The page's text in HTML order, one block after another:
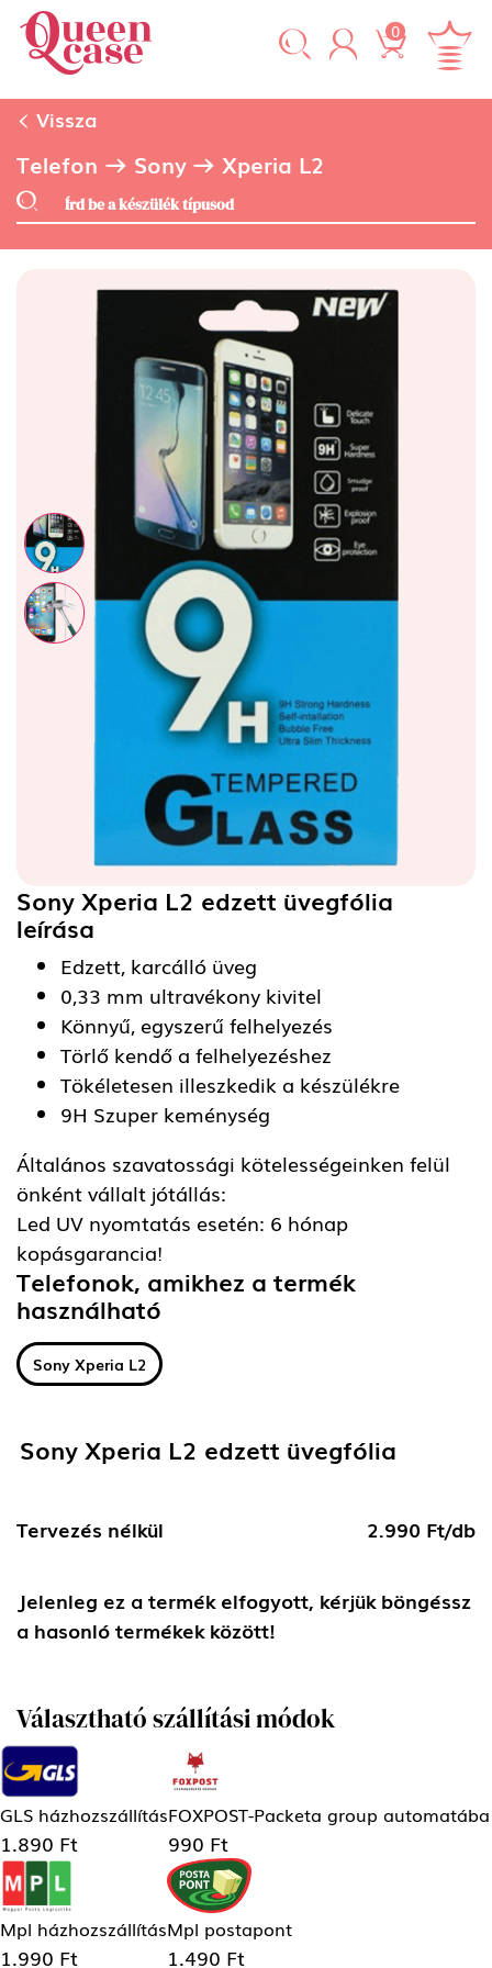
0
Vissza
Telefon Sony Xperia L2
Sony Xperia L2 edzett üvegfólia
leírása
Edzett, karcálló üveg
0,33 mm ultravékony kivitel
Könnyű, egyszerű felhelyezés
Törlő kendő a felhelyezéshez
Tökéletesen illeszkedik a készülékre
9H Szuper keménység
Általános szavatossági kötelességeinken felül
önként vállalt jótállás:
Led UV nyomtatás esetén: 6 hónap
kopásgarancia!
Telefonok, amikhez a termék
használható
Sony Xperia L2
Sony Xperia L2 edzett üvegfólia
Tervezés nélkül 2.990 Ft/db
Jelenleg ez a termék elfogyott, kérjük böngéssz
a hasonló termékek között!
Választható szállítási módok
GLS házhozszállítás
1.890 Ft
FOXPOST-Packeta group automatába
990 Ft
Mpl házhozszállítás
1.990 Ft
Mpl postapont
1.490 Ft